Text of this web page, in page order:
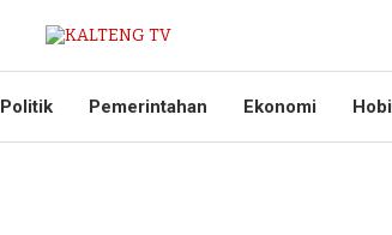
Politik Pemerintahan Ekonomi Hobi